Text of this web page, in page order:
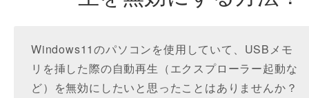
Windows11のパソコンを使用していて、USBメモ
リを挿した際の自動再生（エクスプローラー起動な
ど）を無効にしたいと思ったことはありませんか？